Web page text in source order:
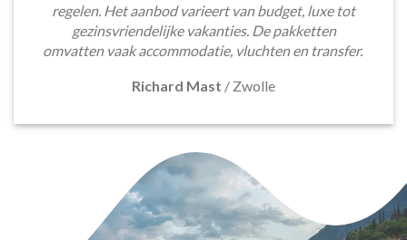
regelen. Het aanbod varieert van budget, luxe tot
gezinsvriendelijke vakanties. De pakketten
omvatten vaak accommodatie, vluchten en transfer.
Richard Mast / Zwolle